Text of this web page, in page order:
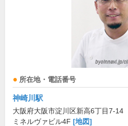
所在地・電話番号
神崎川駅
大阪府大阪市淀川区新高6丁目7-14
ミネルヴァビル4F [地図]